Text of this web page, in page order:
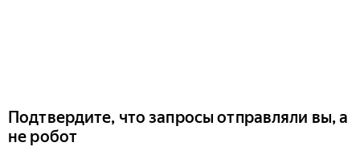
Подтвердите, что запросы отправляли вы, а
не робот